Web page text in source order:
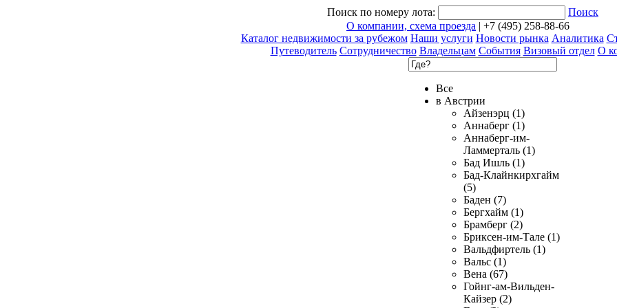
Поиск по номеру лота:
Поиск
О компании, схема проезда | +7 (495) 258-88-66
Каталог недвижимости за рубежом Наши услуги Новости рынка Аналитика
Путеводитель Сотрудничество Владельцам События Визовый отдел О
Все
в Австрии
Айзенэрц (1)
Аннаберг (1)
Аннаберг-им-
Ламмерталь (1)
Бад Ишль (1)
Бад-Клайнкирхгайм
(5)
Баден (7)
Бергхайм (1)
Брамберг (2)
Бриксен-им-Тале (1)
Вальдфиртель (1)
Вальс (1)
Вена (67)
Гойнг-ам-Вильден-
Кайзер (2)